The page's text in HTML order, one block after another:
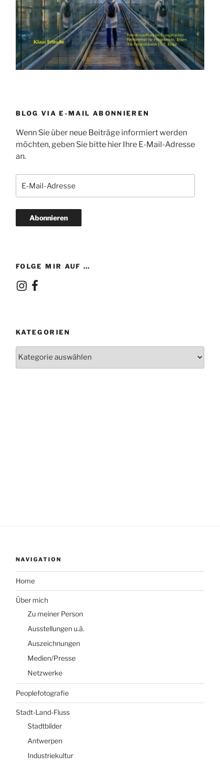
BLOG VIA E-MAIL ABONNIEREN
Wenn Sie über neue Beiträge informiert werden
möchten, geben Sie bitte hier Ihre E-Mail-Adresse
an.
Mail-
Abonnieren
FOLGE MIR AUF …
Instagram
Facebook
KATEGORIEN
NAVIGATION
Home
Über mich
Zu meiner Person
Ausstellungen u.ä.
Auszeichnungen
Medien/Presse
Netzwerke
Peoplefotografie
Stadt-Land-Fluss
Stadtbilder
Antwerpen
Industriekultur